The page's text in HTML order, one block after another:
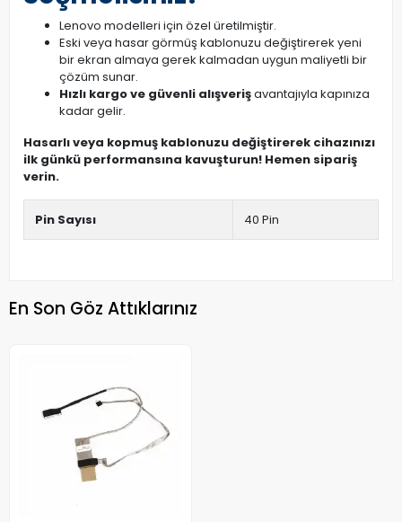
Lenovo modelleri için özel üretilmiştir.
Eski veya hasar görmüş kablonuzu değiştirerek yeni
bir ekran almaya gerek kalmadan uygun maliyetli bir
çözüm sunar.
Hızlı kargo ve güvenli alışverişavantajıyla kapınıza
kadar gelir.
Hasarlı veya kopmuş kablonuzu değiştirerek cihazınızı
ilk günkü performansına kavuşturun! Hemen sipariş
verin.
Pin Sayısı 40 Pin
En Son Göz Attıklarınız